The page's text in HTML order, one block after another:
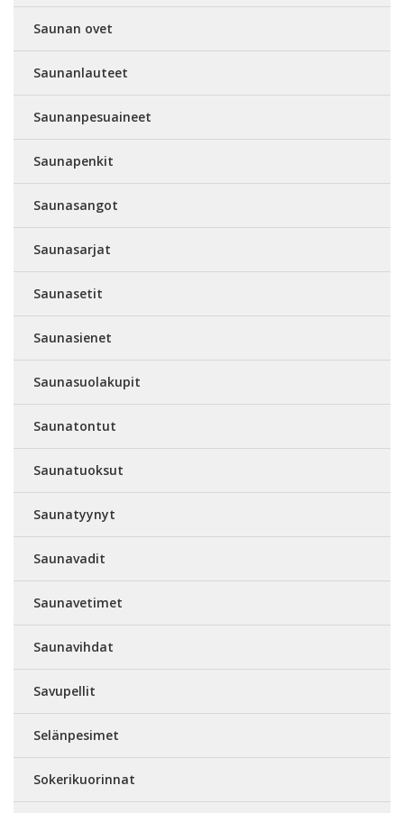
Saunan ovet
Saunanlauteet
Saunanpesuaineet
Saunapenkit
Saunasangot
Saunasarjat
Saunasetit
Saunasienet
Saunasuolakupit
Saunatontut
Saunatuoksut
Saunatyynyt
Saunavadit
Saunavetimet
Saunavihdat
Savupellit
Selänpesimet
Sokerikuorinnat